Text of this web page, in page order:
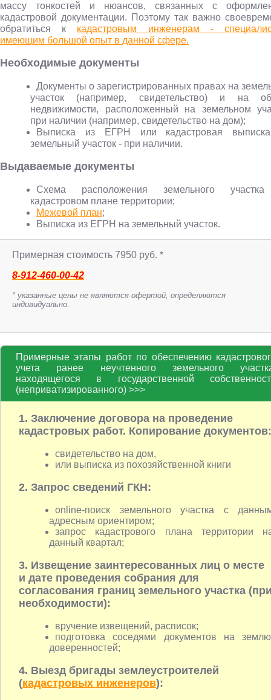
массу тонкостей и нюансов, связанных с
кадастровой документации. Поэтому так важно
обратиться к кадастровым инженерам -
имеющим большой опыт в данной сфере.
Необходимые документы
Документы о зарегистрированных правах на
участок (например, свидетельство) и на
недвижимости, расположенный на земельном
при наличии (например, свидетельство на дом);
Выписка из ЕГРН или кадастровая
земельный участок - при наличии.
Выдаваемые документы
Схема расположения земельного
кадастровом плане территории;
Межевой план;
Выписка из ЕГРН на земельный участок.
Примерная стоимость 7950 руб. *
8-912-460-00-42
* указанные цены не являются офертой, определяются
индивидуально.
Примерные этапы работ по обеспечению
учета ранее неучтенного земельного
находящегося в государственной
(неприватизированного) >>>
1. Заключение договора на проведение
кадастровых работ. Копирование документов:
свидетельство на дом,
или выписка из похозяйственной книги
2. Запрос сведений ГКН:
online-поиск земельного участка с
адресным ориентиром;
запрос кадастрового плана территории
данный квартал;
3. Извещение заинтересованных лиц о месте
и дате проведения собрания для
согласования границ земельного участка
необходимости):
вручение извещений, расписок;
подготовка соседями документов на
доверенностей;
4. Выезд бригады землеустроителей
(кадастровых инженеров):